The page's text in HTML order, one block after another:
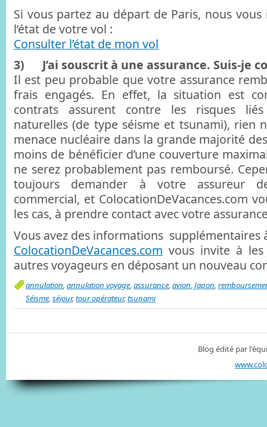
Si vous partez au départ de Paris, nous
l’état de votre vol :
Consulter l’état de mon vol
3) J’ai souscrit à une assurance. Suis-je
Il est peu probable que votre assurance
frais engagés. En effet, la situation est
contrats assurent contre les risques
naturelles (de type séisme et tsunami), rien
menace nucléaire dans la grande majorité
moins de bénéficier d’une couverture
ne serez probablement pas remboursé.
toujours demander à votre assureur
commercial, et ColocationDeVacances.com
les cas, à prendre contact avec votre
Vous avez des informations supplémentaires
ColocationDeVacances.com vous invite à
autres voyageurs en déposant un nouveau
annulation, annulation voyage, assurance, avion, Japon,
Séisme, séjour,tour opérateur,tsunami
Blog édité par